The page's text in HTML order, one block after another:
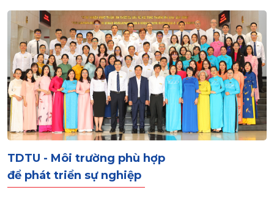
TDTU - Môi trường phù hợp
để phát triển sự nghiệp